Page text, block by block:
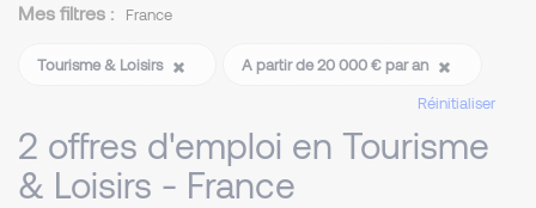
Mes filtres : France
Tourisme & Loisirs
A partir de 20 000 € par an
Réinitialiser
2 offres d'emploi en Tourisme
& Loisirs - France